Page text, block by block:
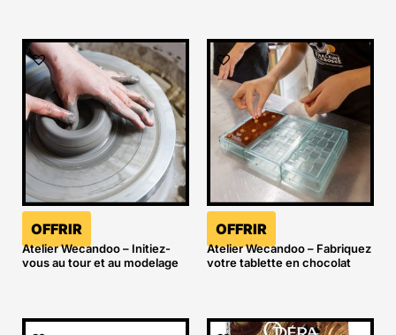
OFFRIR
Atelier Wecandoo – Initiez-
vous au tour et au modelage
OFFRIR
Atelier Wecandoo – Fabriquez
votre tablette en chocolat